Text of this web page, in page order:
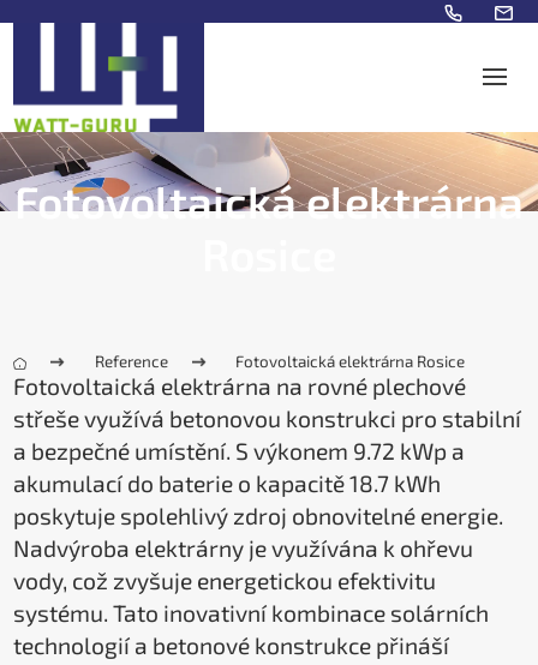
Fotovoltaická elektrárna
Reference Fotovoltaická elektrárna Rosice
Fotovoltaická elektrárna na rovné plechové
střeše využívá betonovou konstrukci pro stabilní
a bezpečné umístění. S výkonem 9.72 kWp a
akumulací do baterie o kapacitě 18.7 kWh
poskytuje spolehlivý zdroj obnovitelné energie.
Nadvýroba elektrárny je využívána k ohřevu
vody, což zvyšuje energetickou efektivitu
systému. Tato inovativní kombinace solárních
technologií a betonové konstrukce přináší